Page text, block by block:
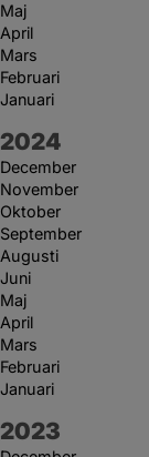
Maj
April
Mars
Februari
Januari
År:
2024
December
November
Oktober
September
Augusti
Juni
Maj
April
Mars
Februari
Januari
År:
2023